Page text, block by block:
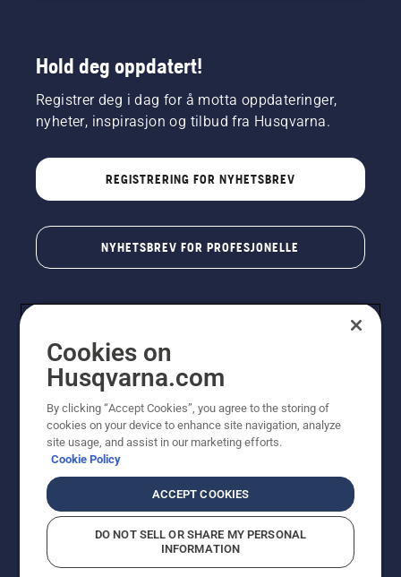
Hold deg oppdatert!
Registrer deg i dag for å motta oppdateringer,
nyheter, inspirasjon og tilbud fra Husqvarna.
REGISTRERING FOR NYHETSBREV
NYHETSBREV FOR PROFESJONELLE
© Husqvarna AB (utgiver). Med enerett. Angitte priser
er veiledende priser. Alle oppgitte priser er veiledende
tilgjengelig for direkte kjøp.
Rapportering av mistanker om regelbruddÅpenhetsloven
Likestilling
Cookies on
Husqvarna.com
By clicking “Accept Cookies”, you agree to the storing of
cookies on your device to enhance site navigation, analyze
site usage, and assist in our marketing efforts.
Cookie Policy
ACCEPT COOKIES
DO NOT SELL OR SHARE MY PERSONAL
INFORMATION